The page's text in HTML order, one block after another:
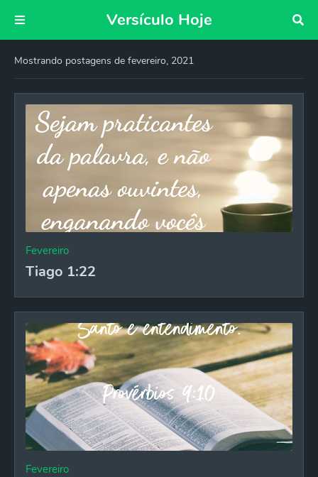
Versículo Hoje
Mostrando postagens de fevereiro, 2021
Fevereiro
Tiago 1:22
Fevereiro